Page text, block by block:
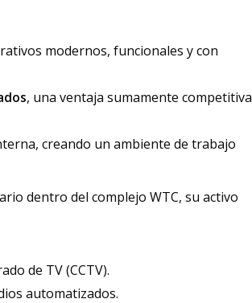
modernos, funcionales y con
, una ventaja sumamente competitiva
creando un ambiente de trabajo
dentro del complejo WTC, su activo
de TV (CCTV).
automatizados.